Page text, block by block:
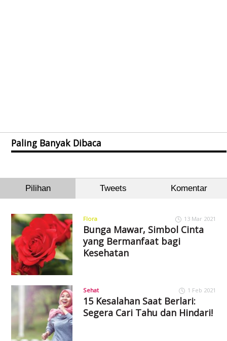
Paling Banyak Dibaca
Pilihan Tweets Komentar
Flora 13 Mar 2021
Bunga Mawar, Simbol Cinta
yang Bermanfaat bagi
Kesehatan
Sehat 1 Feb 2021
15 Kesalahan Saat Berlari:
Segera Cari Tahu dan Hindari!